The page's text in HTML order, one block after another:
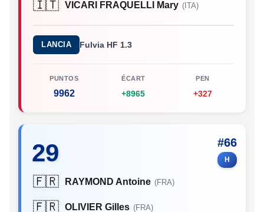
🇮🇹 VICARI FRAQUELLI Mary (ITA)
LANCIA Fulvia HF 1.3
PUNTOS
9962
ÉCART
+8965
PEN
+327
29 #66
H
🇫🇷 RAYMOND Antoine (FRA)
🇫🇷 OLIVIER Gilles (FRA)